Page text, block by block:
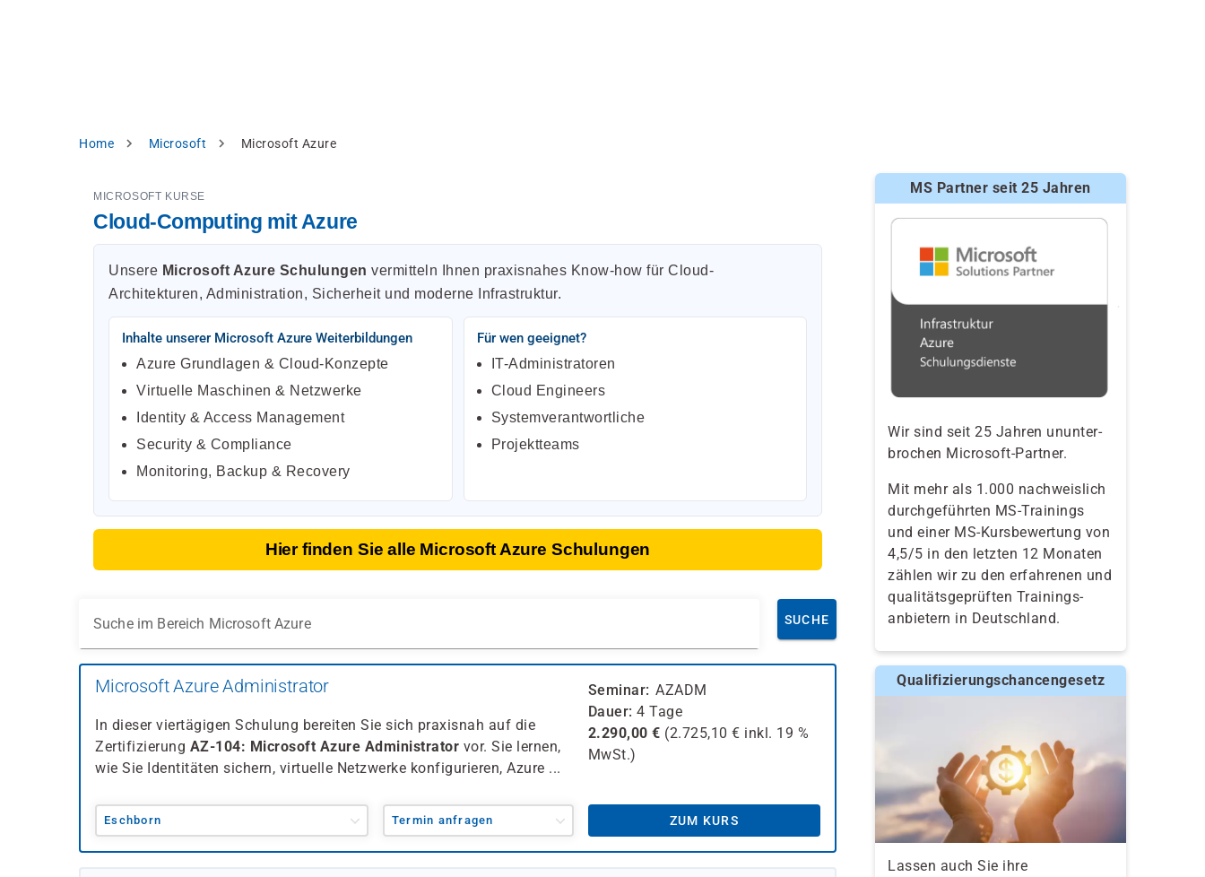
Pfadnavigation
Home Microsoft Microsoft Azure
MICROSOFT KURSE
Cloud-Computing mit Azure
Unsere Microsoft Azure Schulungen vermitteln Ihnen praxisnahes Know-how für Cloud-
Architekturen, Administration, Sicherheit und moderne Infrastruktur.
Inhalte unserer Microsoft Azure Weiterbildungen
Azure Grundlagen & Cloud-Konzepte
Virtuelle Maschinen & Netzwerke
Identity & Access Management
Security & Compliance
Monitoring, Backup & Recovery
Für wen geeignet?
IT-Administratoren
Cloud Engineers
Systemverantwortliche
Projektteams
Hier finden Sie alle Microsoft Azure Schulungen
Suche im Bereich Microsoft Azure SUCHE
Microsoft Azure Administrator
In dieser viertägigen Schulung bereiten Sie sich praxisnah auf die
Zertifizierung AZ-104: Microsoft Azure Administrator vor. Sie lernen,
wie Sie Identitäten sichern, virtuelle Netzwerke konfigurieren, Azure ...
Seminar
AZADM
Dauer 4 Tage
2.290,00 € (2.725,10 € inkl. 19 %
MwSt.)
Eschborn Termin anfragen ZUM KURS
MS Partner seit 25 Jahren
Wir sind seit 25 Jahren ununter-
brochen Microsoft-Partner.
Mit mehr als 1.000 nachweislich
durchgeführten MS-Trainings
und einer MS-Kursbewertung von
4,5/5 in den letzten 12 Monaten
zählen wir zu den erfahrenen und
qualitäts­geprüften Trainings­
anbietern in Deutschland.
Qualifizierungschancengesetz
Lassen auch Sie ihre
Datenschutzhinweis